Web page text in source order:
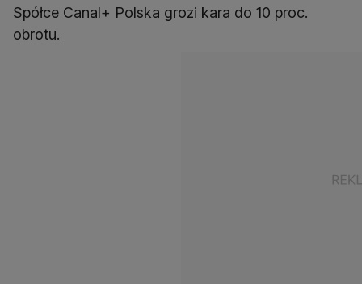
Spółce Canal+ Polska grozi kara do 10 proc.
obrotu.